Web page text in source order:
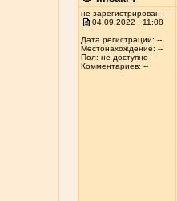
не зарегистрирован
04.09.2022 , 11:08
Дата регистрации: --
Местонахождение: --
Пол: не доступно
Комментариев: --